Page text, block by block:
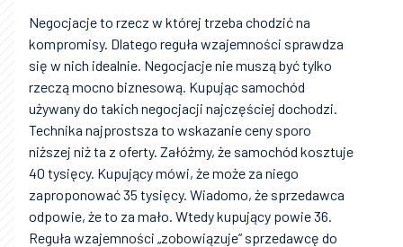
Negocjacje to rzecz w której trzeba chodzić na
kompromisy. Dlatego reguła wzajemności sprawdza
się w nich idealnie. Negocjacje nie muszą być tylko
rzeczą mocno biznesową. Kupując samochód
używany do takich negocjacji najczęściej dochodzi.
Technika najprostsza to wskazanie ceny sporo
niższej niż ta z oferty. Załóżmy, że samochód kosztuje
40 tysięcy. Kupujący mówi, że może za niego
zaproponować 35 tysięcy. Wiadomo, że sprzedawca
odpowie, że to za mało. Wtedy kupujący powie 36.
Reguła wzajemności „zobowiązuje” sprzedawcę do